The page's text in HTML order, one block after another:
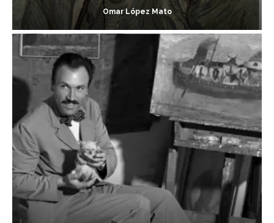
Omar López Mato